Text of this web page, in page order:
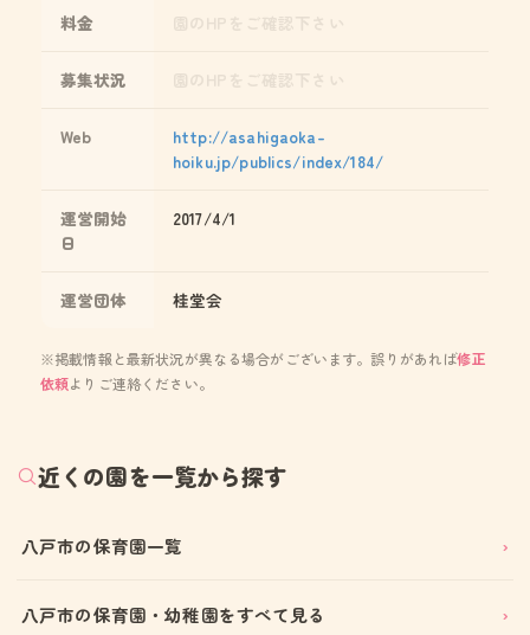
料金
募集状況
Web
http://asahigaoka-
hoiku.jp/publics/index/184/
運営開始
日
2017/4/1
運営団体 桂堂会
※掲載情報と最新状況が異なる場合がございます。誤りがあれば修正
依頼よりご連絡ください。
近くの園を一覧から探す
八戸市の保育園一覧
八戸市の保育園・幼稚園をすべて見る